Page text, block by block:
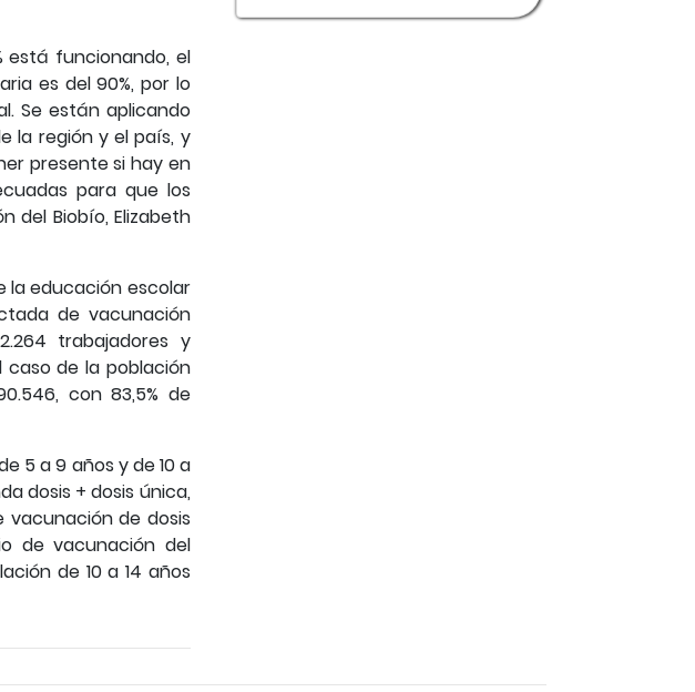
está funcionando, el
es del 90%, por lo
Se están aplicando
la región y el país, y
presente si hay en
para que los
del Biobío, Elizabeth
la educación escolar
de vacunación
trabajadores y
caso de la población
con 83,5% de
5 a 9 años y de 10 a
dosis + dosis única,
vacunación de dosis
de vacunación del
de 10 a 14 años